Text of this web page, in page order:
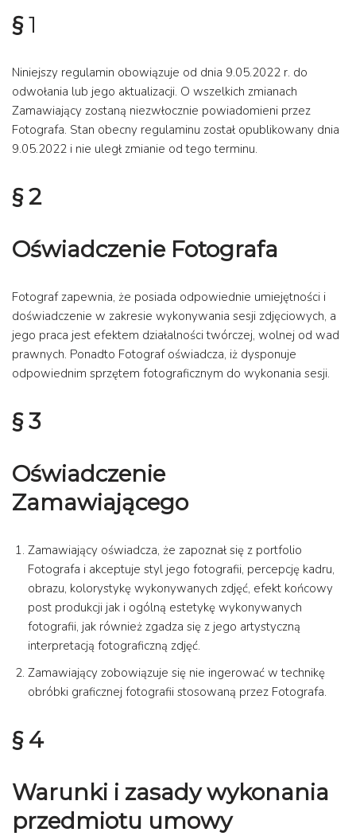
§1
Niniejszy regulamin obowiązuje od dnia 9.05.2022 r. do
odwołania lub jego aktualizacji. O wszelkich zmianach
Zamawiający zostaną niezwłocznie powiadomieni przez
Fotografa. Stan obecny regulaminu został opublikowany dnia
9.05.2022 i nie uległ zmianie od tego terminu.
§ 2
Oświadczenie Fotografa
Fotograf zapewnia, że posiada odpowiednie umiejętności i
doświadczenie w zakresie wykonywania sesji zdjęciowych, a
jego praca jest efektem działalności twórczej, wolnej od wad
prawnych. Ponadto Fotograf oświadcza, iż dysponuje
odpowiednim sprzętem fotograficznym do wykonania sesji.
§ 3
Oświadczenie
Zamawiającego
Zamawiający oświadcza, że zapoznał się z portfolio
Fotografa i akceptuje styl jego fotografii, percepcję kadru,
obrazu, kolorystykę wykonywanych zdjęć, efekt końcowy
post produkcji jak i ogólną estetykę wykonywanych
fotografii, jak również zgadza się z jego artystyczną
interpretacją fotograficzną zdjęć.
Zamawiający zobowiązuje się nie ingerować w technikę
obróbki graficznej fotografii stosowaną przez Fotografa.
§ 4
Warunki i zasady wykonania
przedmiotu umowy